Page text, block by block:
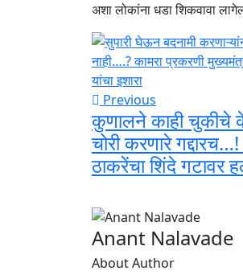
अशा लोकांना धडा शिकवावा
Previous
कुणालने काही चुकीचे
चोरी करणारे
ठाकरेंचा शिंदे गटावर
Anant Nalavade
About Author